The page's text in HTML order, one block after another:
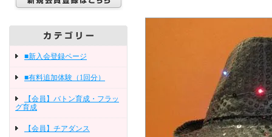
■新入会登録ページ
■有料追加体験（1回分）
【会員】バトン育成・フラッ
グ育成
【会員】チアダンス